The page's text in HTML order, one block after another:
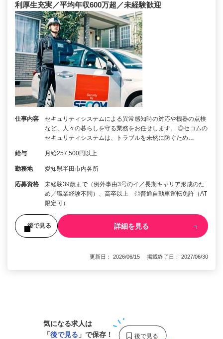
利厚生充実／平均年収600万超／未経験歓迎
仕事内容
セキュリティシステムによる異常感知時の対応や機器の点検
など、人々の暮らしを守る業務をお任せします。 ◎セコムの
セキュリティシステムは、トラブルを未然に防ぐため…
給与 月給257,500円以上
勤務地 愛知県半田市内各所
応募資格
未経験39歳まで（例外事由3号のイ／長期キャリア形成のた
め／職業経験不問）、高卒以上 ◎普通自動車運転免許（AT
限定可）
後で見る 詳細を見る
更新日： 2026/06/15 掲載終了日： 2027/06/30
気になる求人は
「後で見る 」で保存！